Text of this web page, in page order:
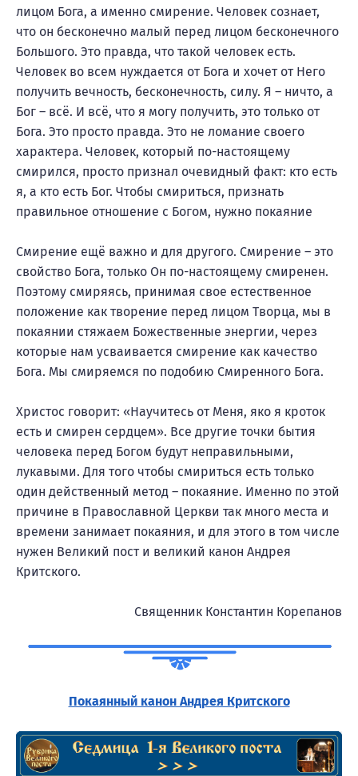
лицом Бога, а именно смирение. Человек сознает,
что он бесконечно малый перед лицом бесконечного
Большого. Это правда, что такой человек есть.
Человек во всем нуждается от Бога и хочет от Него
получить вечность, бесконечность, силу. Я – ничто, а
Бог – всё. И всё, что я могу получить, это только от
Бога. Это просто правда. Это не ломание своего
характера. Человек, который по-настоящему
смирился, просто признал очевидный факт: кто есть
я, а кто есть Бог. Чтобы смириться, признать
правильное отношение с Богом, нужно покаяние
Смирение ещё важно и для другого. Смирение – это
свойство Бога, только Он по-настоящему смиренен.
Поэтому смиряясь, принимая свое естественное
положение как творение перед лицом Творца, мы в
покаянии стяжаем Божественные энергии, через
которые нам усваивается смирение как качество
Бога. Мы смиряемся по подобию Смиренного Бога.
Христос говорит: «Научитесь от Меня, яко я кроток
есть и смирен сердцем». Все другие точки бытия
человека перед Богом будут неправильными,
лукавыми. Для того чтобы смириться есть только
один действенный метод – покаяние. Именно по этой
причине в Православной Церкви так много места и
времени занимает покаяния, и для этого в том числе
нужен Великий пост и великий канон Андрея
Критского.
Священник Константин Корепанов
Покаянный канон Андрея Критского